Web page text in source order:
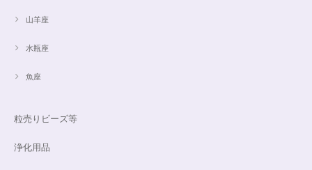
山羊座
水瓶座
魚座
粒売りビーズ等
浄化用品